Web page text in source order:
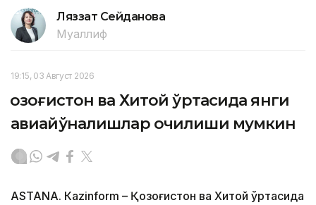
Ляззат Сейданова
Муаллиф
19:15, 03 Август 2026
Қозоғистон ва Хитой ўртасида янги
авиайўналишлар очилиши мумкин
ASTANА. Кazinform – Қозоғистон ва Хитой ўртасида